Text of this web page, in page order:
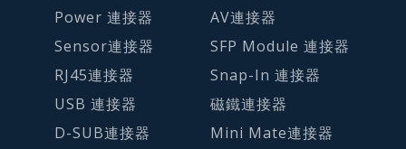
Power 連接器
Sensor連接器
RJ45連接器
USB 連接器
D-SUB連接器
AV連接器
SFP Module 連接器
Snap-In 連接器
磁鐵連接器
Mini Mate連接器